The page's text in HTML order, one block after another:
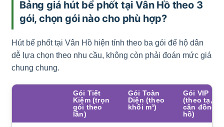
Bảng giá hút bể phốt tại Vân Hồ theo 3
gói, chọn gói nào cho phù hợp?
Hút bể phốt tại Vân Hồ hiện tính theo ba gói để hộ dân
dễ lựa chọn theo nhu cầu, không còn phải đoán mức giá
chung chung.
Gói Tiết
Kiệm (trọn
gói theo
lần)
Gói Toàn
Diện (theo
khối m³)
Gói VIP
(theo tạ,
cân đồng
hồ)